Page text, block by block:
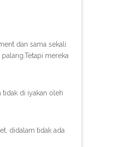
dan sama sekali
mereka
tidak di iyakan oleh
didalam tidak ada